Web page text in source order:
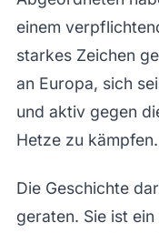
einem
starkes Zeichen
an Europa, sich
und aktiv gegen
Hetze zu kämpfen.
Die Geschichte
geraten. Sie ist